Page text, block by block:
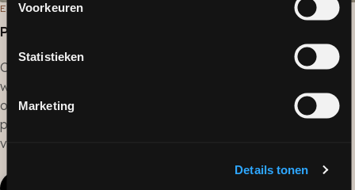
Voorkeuren
Statistieken
Marketing
Details tonen
ERVAAR MICROCEMENT
PUUR! Stalenkit
Concrete microcement moet je ervaren. Daarom hebben
we speciaal voor ons netwerk de PUUR! stalenkit
ontwikkeld. Deze bevat informatie en stalen voor een
professioneel en persoonlijk advies. Vraag ernaar bij onze
verkopers in de showroom.